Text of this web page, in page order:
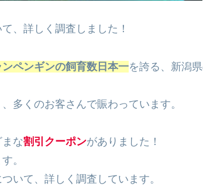
、詳しく調査しました！
ペンギンの飼育数日本一を誇る、新潟
多くのお客さんで賑わっています。
な割引クーポンがありました！
。
いて、詳しく調査しています。